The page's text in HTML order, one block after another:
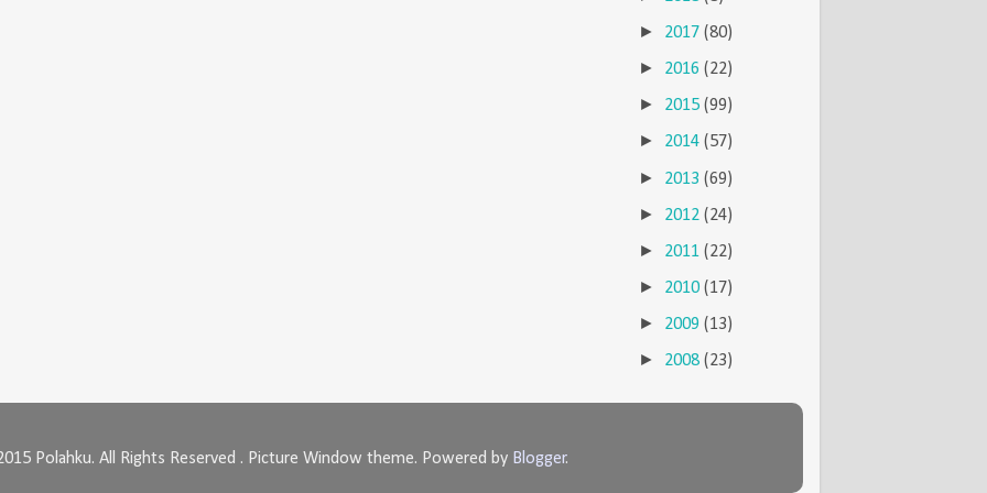
► 2017 (80)
► 2016 (22)
► 2015 (99)
► 2014 (57)
► 2013 (69)
► 2012 (24)
► 2011 (22)
► 2010 (17)
► 2009 (13)
► 2008 (23)
Polahku. All Rights Reserved . Picture Window theme. Powered by Blogger.